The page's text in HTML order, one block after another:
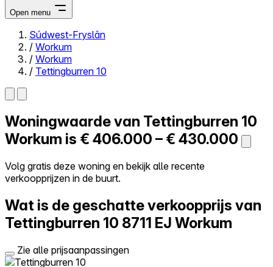
Open menu
Close menu
Zelf kopen
Alles-in-één
Reviews
Log in
Súdwest-Fryslân
/ Workum
/ Workum
/ Tettingburren 10
Woningwaarde van Tettingburren 10
Workum is € 406.000 – € 430.000
Volg gratis deze woning en bekijk alle recente
verkoopprijzen in de buurt.
Wat is de geschatte verkoopprijs van
Tettingburren 10 8711 EJ Workum
Zie alle prijsaanpassingen